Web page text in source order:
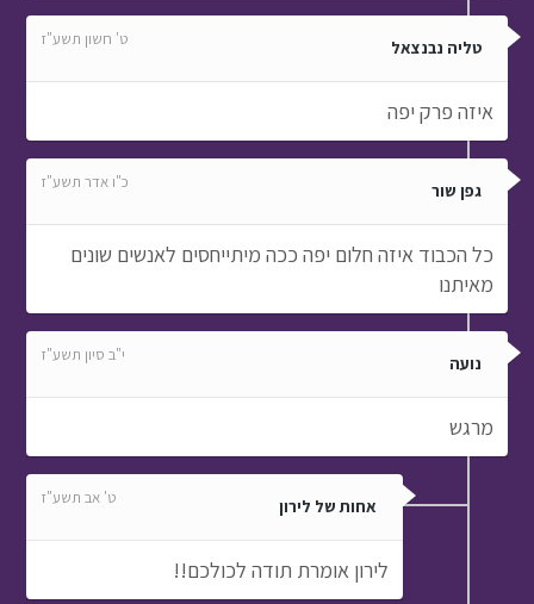
טליה נבנצאל ט' חשון תשע"ז
איזה פרק יפה
גפן שור כ"ו אדר תשע"ז
כל הכבוד איזה חלום יפה ככה מיתייחסים לאנשים שונים
מאיתנו
נועה י"ב סיון תשע"ז
מרגש
אחות של לירון ט' אב תשע"ז
לירון אומרת תודה לכולכם!!